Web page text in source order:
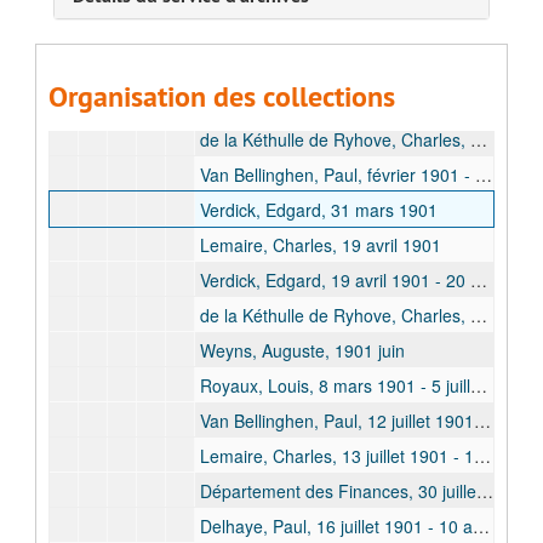
Organisation des collections
Dubreucq, René, 13 janvier 1901 - 3 mars 1901
de la Kéthulle de Ryhove, Charles, 16 janvier 1901 - 31 mars 1901
Van Bellinghen, Paul, février 1901 - 31 mars 1901
Verdick, Edgard, 31 mars 1901
Lemaire, Charles, 19 avril 1901
Verdick, Edgard, 19 avril 1901 - 20 avril 1901
de la Kéthulle de Ryhove, Charles, 5 mars 1901 - 4 mai 1901
Weyns, Auguste, 1901 juin
Royaux, Louis, 8 mars 1901 - 5 juillet 1901
Van Bellinghen, Paul, 12 juillet 1901 - 16 juillet 1901
Lemaire, Charles, 13 juillet 1901 - 16 juillet 1901
Département des Finances, 30 juillet 1901
Delhaye, Paul, 16 juillet 1901 - 10 août 1901